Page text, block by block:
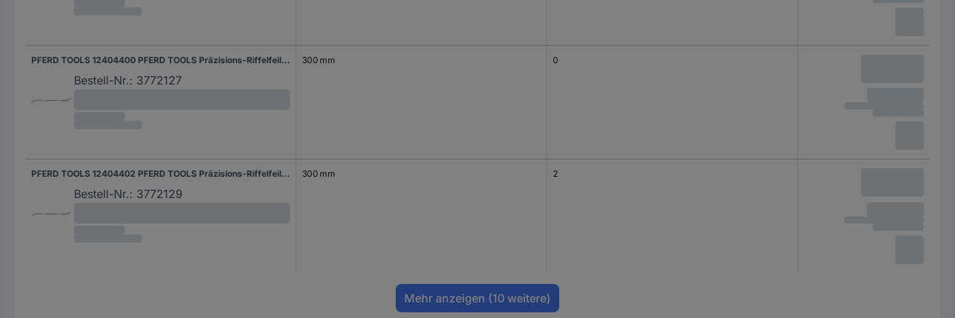
PFERD TOOLS 12404400 PFERD TOOLS Präzisions-Riffelfeile Typ 440 P 300mm Schweizer Hieb 0, grob Länge 300 mm 6 St.
Bestell-Nr.: 3772127
300 mm 0
PFERD TOOLS 12404402 PFERD TOOLS Präzisions-Riffelfeile Typ 440 P 300mm Schweizer Hieb 2, mittel-fein Länge 300 mm 6 St.
Bestell-Nr.: 3772129
300 mm 2
Mehr anzeigen (10 weitere)